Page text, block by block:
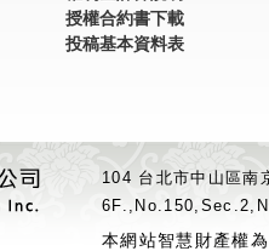
授權合約書下載
投稿基本資料表
104 台北市中山區
本網站智慧財產權